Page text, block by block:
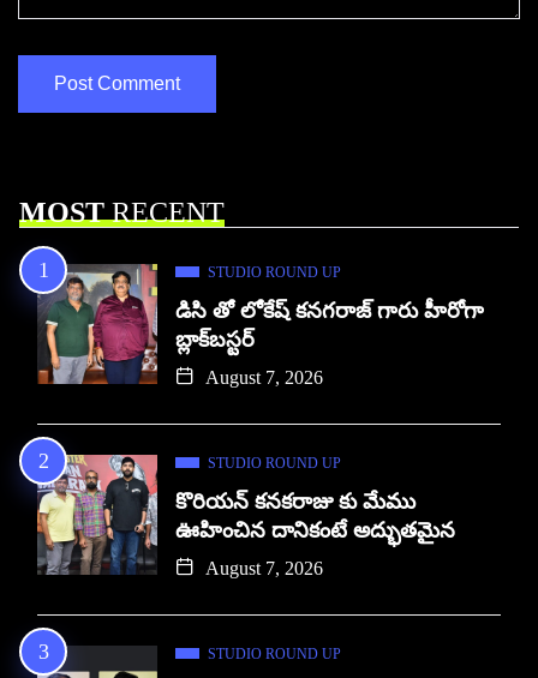
MOSTRECENT
STUDIO ROUND UP
డిసి తో లోకేష్ కనగరాజ్ గారు హీరోగా
బ్లాక్‌బస్టర్
August 7, 2026
STUDIO ROUND UP
కొరియన్ కనకరాజు కు మేము
ఊహించిన దానికంటే అద్భుతమైన
August 7, 2026
STUDIO ROUND UP